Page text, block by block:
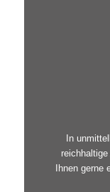
In
Ihnen